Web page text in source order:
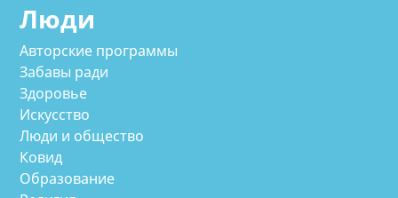
Люди
Авторские программы
Забавы ради
Здоровье
Искусство
Люди и общество
Ковид
Образование